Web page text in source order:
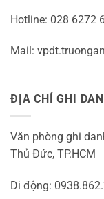
Hotline: 028 6272
Mail:
ĐỊA CHỈ GHI
Văn phòng ghi
Thủ Đức, TP.HCM
Di động: